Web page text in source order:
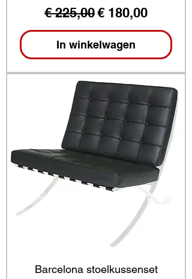
Normale prijs
€ 225,00Verkoopprijs
€ 180,00
In winkelwagen
Barcelona stoelkussenset